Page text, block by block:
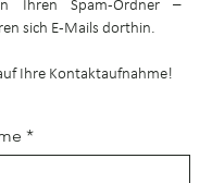
Ihren Spam-Ordner –
sich E-Mails dorthin.
Ihre Kontaktaufnahme!